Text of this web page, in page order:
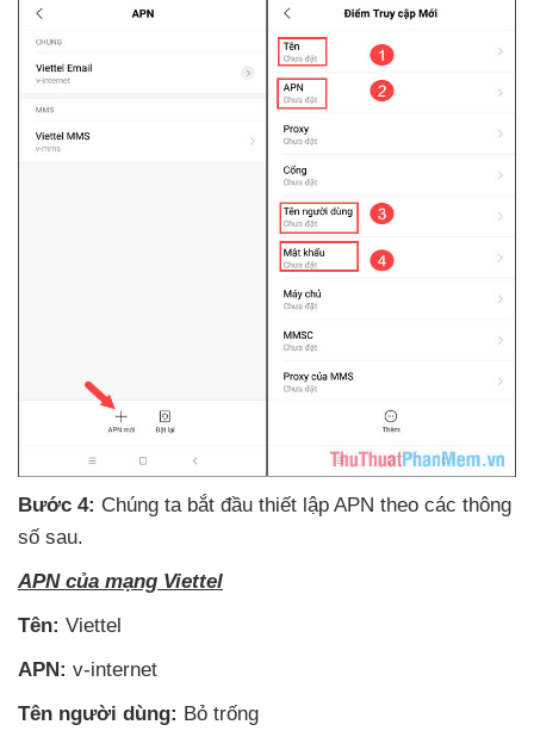
Bước 4: Chúng ta bắt đầu thiết lập APN theo các thông
số sau.
APN của mạng Viettel
Tên: Viettel
APN: v-internet
Tên người dùng: Bỏ trống